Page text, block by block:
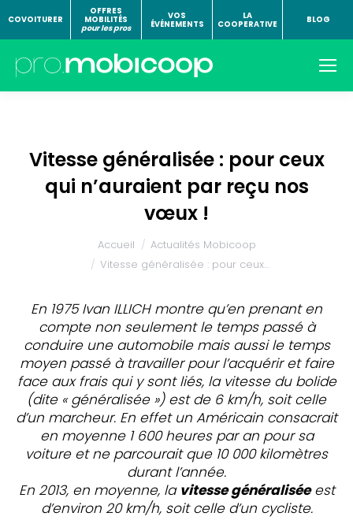
COVOITURER
OFFRES
MOBILITÉS
pour les pros
VOS
ÉVÉNEMENTS
LA
COOPERATIVE
BLOG
Vitesse généralisée : pour ceux
qui n’auraient par reçu nos
vœux !
Accueil
Actualités Mobicoop
Vitesse généralisée : pour ceux…
En 1975 Ivan ILLICH montre qu’en prenant en
compte non seulement le temps passé à
conduire une automobile mais aussi le temps
moyen passé à travailler pour l’acquérir et faire
face aux frais qui y sont liés, la vitesse du bolide
(dite « généralisée ») est de 6 km/h, soit celle
d’un marcheur. En effet un Américain consacrait
en moyenne 1 600 heures par an pour sa
voiture et ne parcourait que 10 000 kilomètres
durant l’année.
En 2013, en moyenne, la vitesse généraliséeest
d’environ 20 km/h, soit celle d’un cycliste.